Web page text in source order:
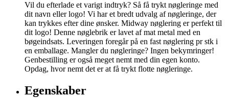
Vil du efterlade et varigt indtryk? Så få trykt nøgleringe med
dit navn eller logo! Vi har et bredt udvalg af nøgleringe, der
kan trykkes efter dine ønsker. Midway nøglering er perfekt til
dit logo! Denne nøglebrik er lavet af mat metal med en
bøgeindsats. Leveringen foregår på en fast nøglering pr stk i
en emballage. Mangler du nøgleringe? Ingen bekymringer!
Genbestilling er også meget nemt med din egen konto.
Opdag, hvor nemt det er at få trykt flotte nøgleringe.
Egenskaber